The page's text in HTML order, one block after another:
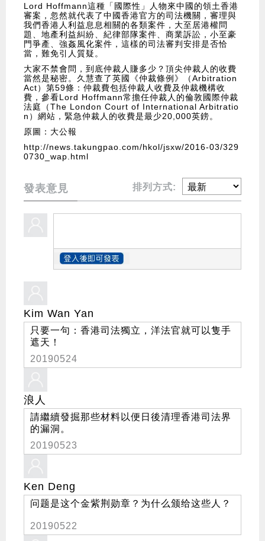
Lord Hoffmann這種「國際性」人物來中國的領土香港
審案，忽然就代表了中國香港官方的司法機關，審理與
我們香港人利益息息相關的各類案件，大至居港權問
題、地產利益糾紛、紀律部隊案件、商業訴訟，小至豪
門爭產、強姦風化案件，這樣的司法審判安排是否恰
當，難免引人質疑。
大家不禁會問，到底仲裁人賺多少？頂尖仲裁人的收費
當然是秘密。久慧查了英國《仲裁條例》（Arbitration
Act）第59條：仲裁費包括仲裁人收費及仲裁機構收
費，參看Lord Hoffmann常擔任仲裁人的倫敦國際仲裁
法庭（The London Court of International Arbitratio
n）網站，緊急仲裁人的收費是最少20,000英鎊。
原圖：大公報
http://news.takungpao.com/hkol/jsxw/2016-03/329
0730_wap.html
發表意見 排列方式:
Kim Wan Yan
只要一句：香港司法獨立，洋法官就可以隻手
遮天！
20190524
浪人
請繼續發掘那些材料以便日後清理香港司法界
的漏洞。
20190523
Ken Deng
问题是这个金紫荆勋章？为什么颁给这些人？
20190522